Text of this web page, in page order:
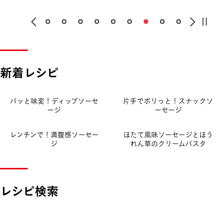
新着レシピ
パッと味変！ディップソーセ
ージ
片手でポリっと！スナックソ
ーセージ
レンチンで！満腹感ソーセー
ジ
ほたて風味ソーセージとほう
れん草のクリームパスタ
レシピ検索